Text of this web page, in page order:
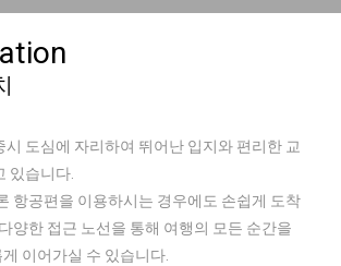
시 도심에 자리하여 뛰어난 입지와 편리한 교
있습니다.
항공편을 이용하시는 경우에도 손쉽게 도착
양한 접근 노선을 통해 여행의 모든 순간을
이어가실 수 있습니다.